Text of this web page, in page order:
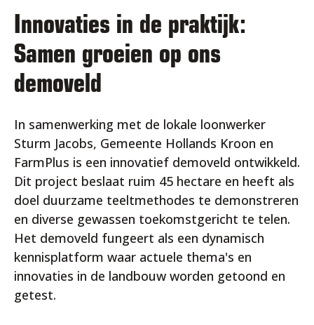
Innovaties in de praktijk:
Samen groeien op ons
demoveld
In samenwerking met de lokale loonwerker
Sturm Jacobs, Gemeente Hollands Kroon en
FarmPlus is een innovatief demoveld ontwikkeld.
Dit project beslaat ruim 45 hectare en heeft als
doel duurzame teeltmethodes te demonstreren
en diverse gewassen toekomstgericht te telen.
Het demoveld fungeert als een dynamisch
kennisplatform waar actuele thema's en
innovaties in de landbouw worden getoond en
getest.